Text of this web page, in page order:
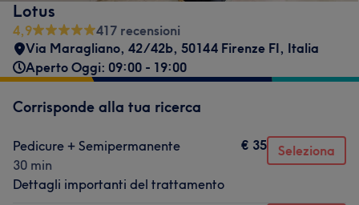
Lotus
4,9
417 recensioni
Via Maragliano, 42/42b, 50144 Firenze FI, Italia
Aperto Oggi: 09:00 - 19:00
Corrisponde alla tua ricerca
Pedicure + Semipermanente
30 min
Dettagli importanti del trattamento
€ 35 Seleziona